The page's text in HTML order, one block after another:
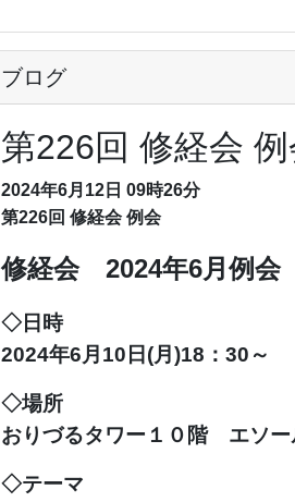
ブログ
第226回 修経会
2024年6月12日 09時26分
第226回 修経会 例会
修経会 2024年6月例会
◇日時
2024年6月10日(月)18：30～
◇場所
おりづるタワー１０階 エソ
◇テーマ